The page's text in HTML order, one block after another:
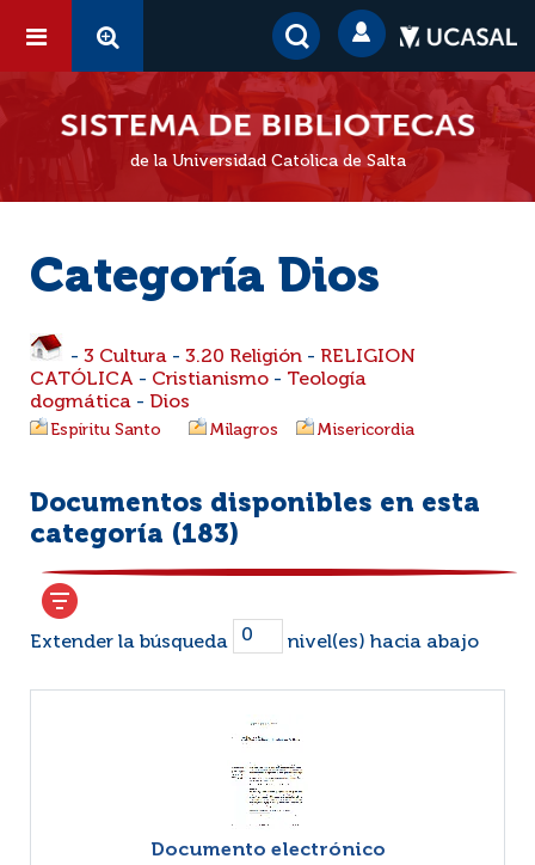
de la Universidad Católica de Salta
Categoría Dios
- 3 Cultura - 3.20 Religión - RELIGION
CATÓLICA - Cristianismo - Teología
dogmática - Dios
Espíritu Santo Milagros Misericordia
Documentos disponibles en esta
categoría (183)
Extender la búsqueda nivel(es) hacia abajo
Documento electrónico